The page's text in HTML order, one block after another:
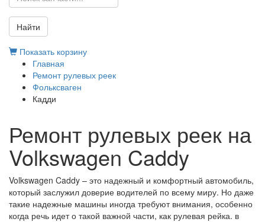
Найти
Показать корзину
Главная
Ремонт рулевых реек
Фольксваген
Кадди
Ремонт рулевых реек на
Volkswagen Caddy
Volkswagen Caddy – это надежный и комфортный автомобиль,
который заслужил доверие водителей по всему миру. Но даже
такие надежные машины иногда требуют внимания, особенно
когда речь идет о такой важной части, как рулевая рейка. в